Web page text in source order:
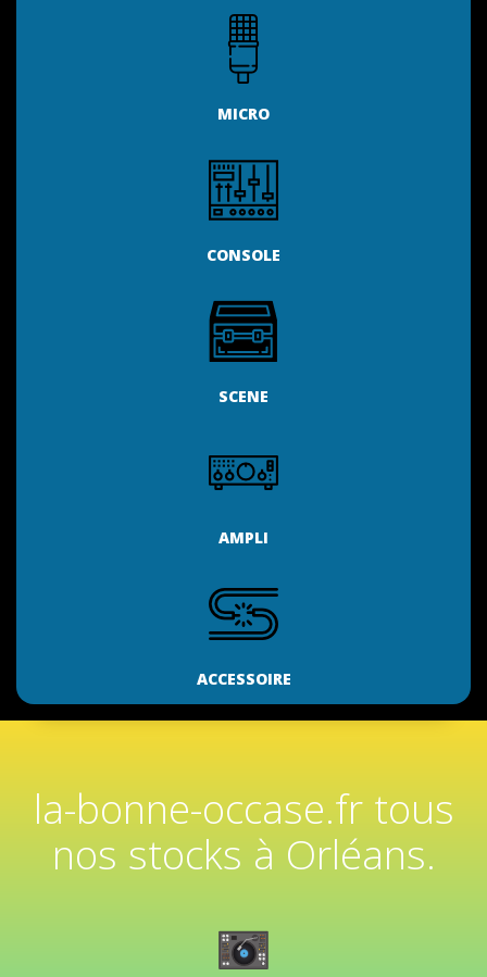
MICRO
CONSOLE
SCENE
AMPLI
ACCESSOIRE
la-bonne-occase.fr tous
nos stocks à Orléans.